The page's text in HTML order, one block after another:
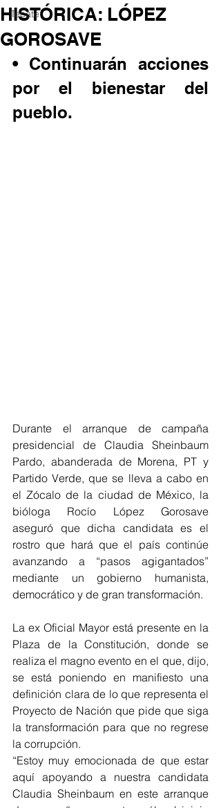
Tecate
HISTÓRICA: LÓPEZ
GOROSAVE
• Continuarán acciones
por el bienestar del
pueblo.
Durante el arranque de campaña
presidencial de Claudia Sheinbaum
Pardo, abanderada de Morena, PT y
Partido Verde, que se lleva a cabo en
el Zócalo de la ciudad de México, la
bióloga Rocío López Gorosave
aseguró que dicha candidata es el
rostro que hará que el país continúe
avanzando a “pasos agigantados”
mediante un gobierno humanista,
democrático y de gran transformación.
La ex Oficial Mayor está presente en la
Plaza de la Constitución, donde se
realiza el magno evento en el que, dijo,
se está poniendo en manifiesto una
definición clara de lo que representa el
Proyecto de Nación que pide que siga
la transformación para que no regrese
la corrupción.
“Estoy muy emocionada de que estar
aquí apoyando a nuestra candidata
Claudia Sheinbaum en este arranque